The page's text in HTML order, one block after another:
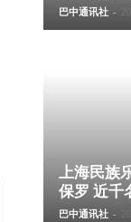
巴中通讯社 -
上海民族
保罗 近千
巴中通讯社 -